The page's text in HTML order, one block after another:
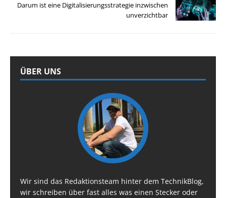
Darum ist eine Digitalisierungsstrategie inzwischen
unverzichtbar
ÜBER UNS
Wir sind das Redaktionsteam hinter dem TechnikBlog,
wir schreiben über fast alles was einen Stecker oder